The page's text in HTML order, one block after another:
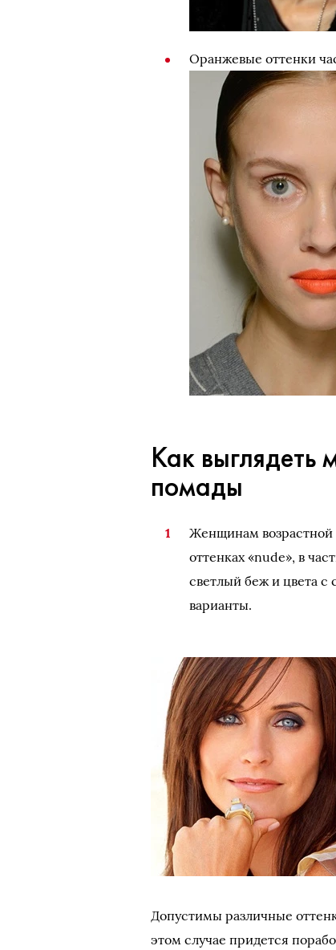
Оранжевые оттенки
Как
помады
Женщинам возрастной
оттенках «nude», в
светлый беж и цвета
варианты.
Допустимы различные
этом случае придется